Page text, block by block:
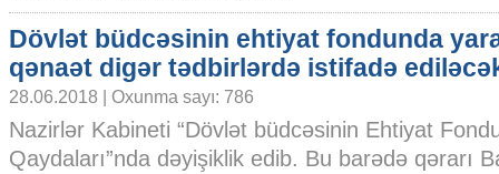
Dövlət büdcəsinin ehtiyat fondunda
qənaət digər tədbirlərdə istifadə
28.06.2018 | Oxunma sayı: 786
Nazirlər Kabineti “Dövlət büdcəsinin Ehtiyat
Qaydaları”nda dəyişiklik edib. Bu barədə qərarı